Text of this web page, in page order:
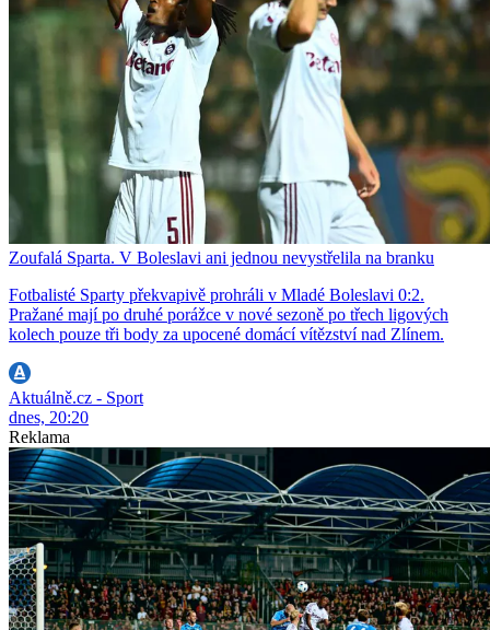
Zoufalá Sparta. V Boleslavi ani jednou nevystřelila na branku
Fotbalisté Sparty překvapivě prohráli v Mladé Boleslavi 0:2.
Pražané mají po druhé porážce v nové sezoně po třech ligových
kolech pouze tři body za upocené domácí vítězství nad Zlínem.
Aktuálně.cz - Sport
dnes, 20:20
Reklama